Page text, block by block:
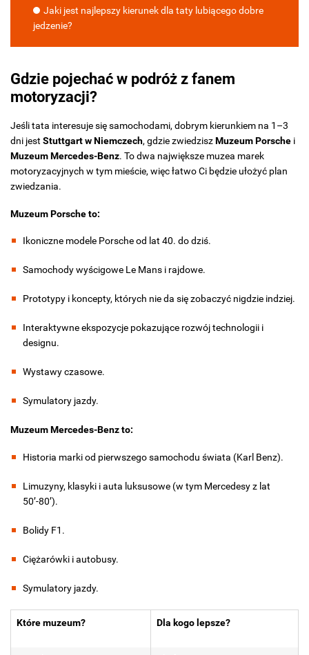
Jaki jest najlepszy kierunek dla taty lubiącego dobre
jedzenie?
Gdzie pojechać w podróż z fanem
motoryzacji?
Jeśli tata interesuje się samochodami, dobrym kierunkiem na 1–3
dni jest Stuttgart w Niemczech, gdzie zwiedziszMuzeum Porsche i
Muzeum Mercedes-Benz. To dwa największe muzea marek
motoryzacyjnych w tym mieście, więc łatwo Ci będzie ułożyć plan
zwiedzania.
Muzeum Porsche to:
Ikoniczne modele Porsche od lat 40. do dziś.
Samochody wyścigowe Le Mans i rajdowe.
Prototypy i koncepty, których nie da się zobaczyć nigdzie indziej.
Interaktywne ekspozycje pokazujące rozwój technologii i
designu.
Wystawy czasowe.
Symulatory jazdy.
Muzeum Mercedes-Benz to:
Historia marki od pierwszego samochodu świata (Karl Benz).
Limuzyny, klasyki i auta luksusowe (w tym Mercedesy z lat
50’-80’).
Bolidy F1.
Ciężarówki i autobusy.
Symulatory jazdy.
Które muzeum? Dla kogo lepsze?